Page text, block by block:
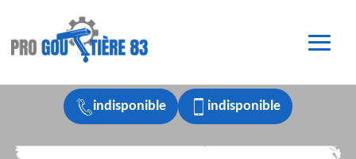
indisponible indisponible